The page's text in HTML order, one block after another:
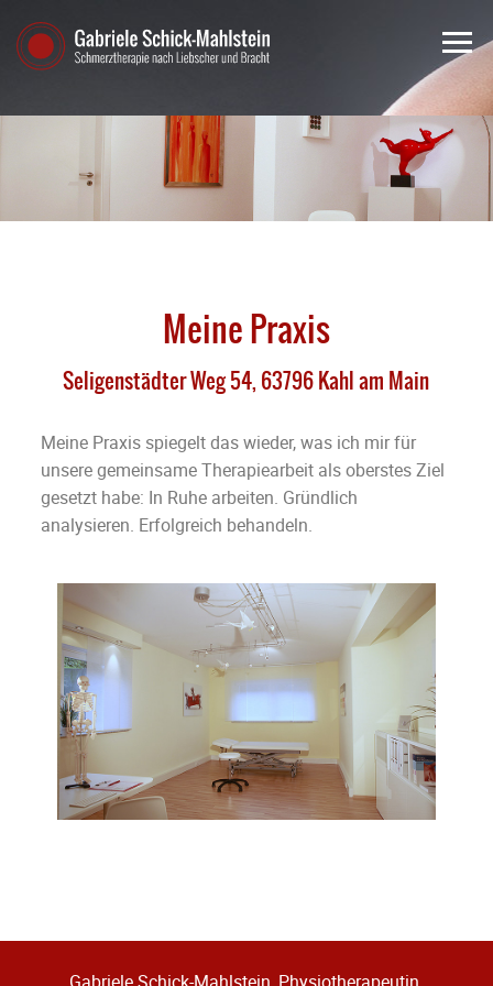
Meine Praxis
Seligenstädter Weg 54, 63796 Kahl am Main
Meine Praxis spiegelt das wieder, was ich mir für
unsere gemeinsame Therapiearbeit als oberstes Ziel
gesetzt habe: In Ruhe arbeiten. Gründlich
analysieren. Erfolgreich behandeln.
Gabriele Schick-Mahlstein, Physiotherapeutin,